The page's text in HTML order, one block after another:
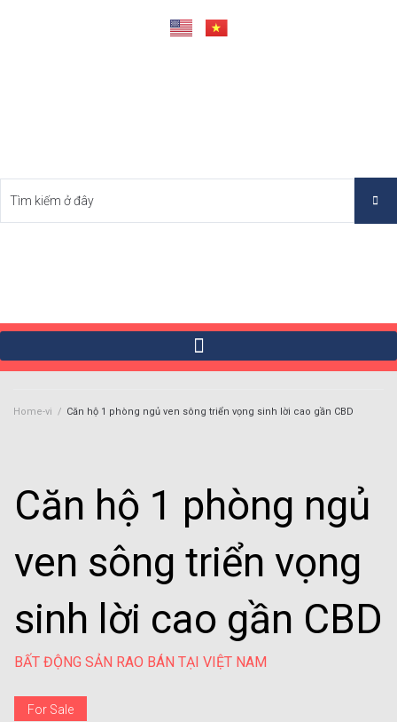
Home-vi / Căn hộ 1 phòng ngủ ven sông triển vọng sinh lời cao gần CBD
Căn hộ 1 phòng ngủ
ven sông triển vọng
sinh lời cao gần CBD
BẤT ĐỘNG SẢN RAO BÁN TẠI VIỆT NAM
For Sale